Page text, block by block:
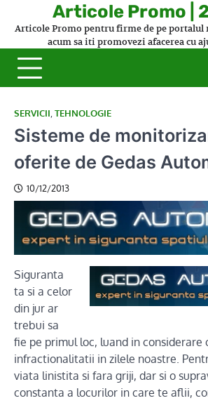
Articole Promo |
Articole Promo pentru firme de pe portalul
acum sa iti promovezi afacerea cu
SERVICII TEHNOLOGIE
Sisteme de
oferite de Gedas
10/12/2013
Siguranta
ta si a celor
din jur ar
trebui sa
fie pe primul loc, luand in considerare
infractionalitatii in zilele noastre.
viata linistita si fara griji, dar si o
constanta a locurilor in care te aflii,